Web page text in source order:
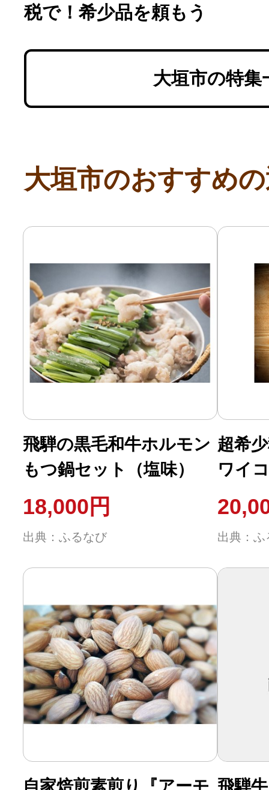
税で！希少品を頼もう
大垣市の特集
大垣市のおすすめ
飛騨の黒毛和牛ホルモン
もつ鍋セット（塩味）
18,000円
出典：ふるなび
超希
ワイ
ァン
イー
出典：ふ
自家焙煎素煎り『アーモ 飛騨